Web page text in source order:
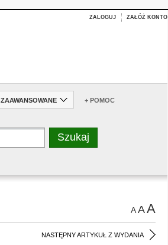
ZALOGUJ ZAŁÓŻ KONTO
ZAAWANSOWANE + POMOC
AAA
NASTĘPNY ARTYKUŁ Z WYDANIA